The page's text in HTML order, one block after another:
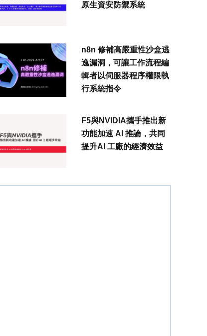
原生資安防禦系統
n8n 修補高嚴重性沙盒逃
逸漏洞，可讓工作流程編
輯者以伺服器程序權限執
行系統指令
F5與NVIDIA攜手推出新
功能加速 AI 推論，共同
提升AI 工廠的經濟效益